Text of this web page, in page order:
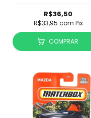
R$36,50
R$33,95 com Pix
COMPRAR